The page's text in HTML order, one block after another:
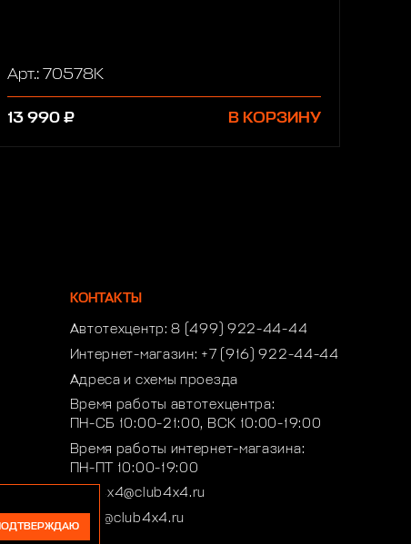
Арт.: 70578K
13 990 ₽ В КОРЗИНУ
КОНТАКТЫ
Автотехцентр:8 (499) 922-44-44
Интернет-магазин: +7 (916) 922-44-44
Адреса и схемы проезда
Время работы автотехцентра:
ПН-СБ 10:00-21:00, ВСК 10:00-19:00
Время работы интернет-магазина:
ПН-ПТ 10:00-19:00
club4x4@club4x4.ru
shop@club4x4.ru